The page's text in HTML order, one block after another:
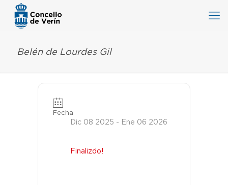
Belén de Lourdes Gil
Fecha
Dic 08 2025 - Ene 06 2026
Finalizdo!